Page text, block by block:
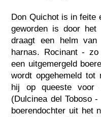
Don Quichot is in feite
geworden is door het
draagt een helm
harnas. Rocinant -
een uitgemergeld
wordt opgehemeld
hij op queeste voor
(Dulcinea del Toboso
boerendochter uit het